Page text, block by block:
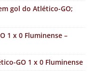
gol do Atlético-GO;
1 x 0 Fluminense –
GO 1 x 0 Fluminense